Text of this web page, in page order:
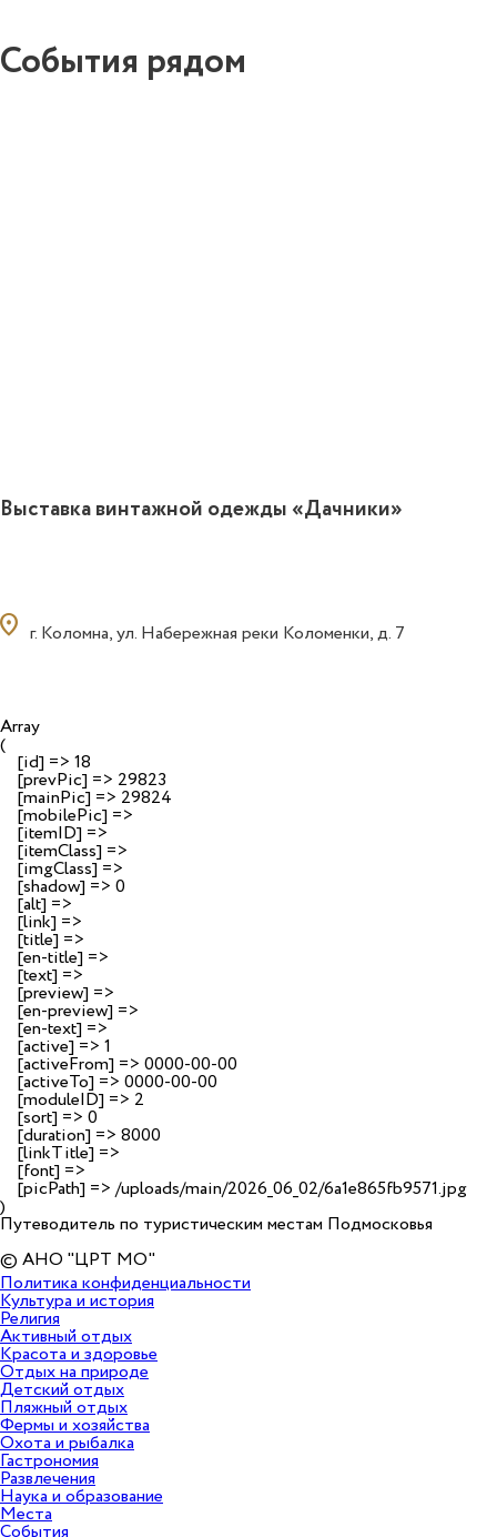
События рядом
Выставка винтажной одежды «Дачники»
г. Коломна, ул. Набережная реки Коломенки, д. 7
Array
(
    [id] => 18
    [prevPic] => 29823
    [mainPic] => 29824
    [mobilePic] =>
    [itemID] =>
    [itemClass] =>
    [imgClass] =>
    [shadow] => 0
    [alt] =>
    [link] =>
    [title] =>
    [en-title] =>
    [text] =>
    [preview] =>
    [en-preview] =>
    [en-text] =>
    [active] => 1
    [activeFrom] => 0000-00-00
    [activeTo] => 0000-00-00
    [moduleID] => 2
    [sort] => 0
    [duration] => 8000
    [linkTitle] =>
    [font] =>
    [picPath] => /uploads/main/2026_06_02/6a1e865fb9571.jpg
Путеводитель по туристическим местам Подмосковья
© АНО "ЦРТ МО"
Политика конфиденциальности
Культура и история
Религия
Активный отдых
Красота и здоровье
Отдых на природе
Детский отдых
Пляжный отдых
Фермы и хозяйства
Охота и рыбалка
Гастрономия
Развлечения
Наука и образование
Места
События